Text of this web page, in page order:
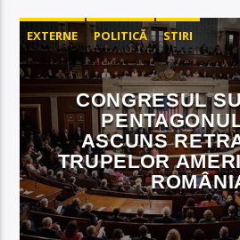
EXTERNE POLITICĂ STIRI
CONGRESUL
ASCUNS
TRUPELOR